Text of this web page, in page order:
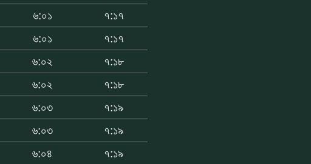
৬:০১
৭:১৭
৬:০১
৭:১৭
৬:০২
৭:১৮
৬:০২
৭:১৮
৬:০৩
৭:১৯
৬:০৩
৭:১৯
৬:০৪
৭:১৯